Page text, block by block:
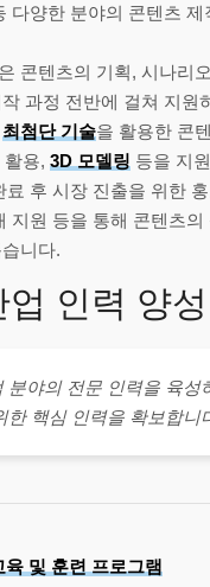
다양한 분야의 콘텐츠 제
콘텐츠의 기획, 시나리
과정 전반에 걸쳐 지원
최첨단 기술을 활용한 콘
활용, 3D 모델링 등을 지
료 후 시장 진출을 위한
지원 등을 통해 콘텐츠의
니다.
업 인력 양성
분야의 전문 인력을 육성
한 핵심 인력을 확보합니
육 및 훈련 프로그램